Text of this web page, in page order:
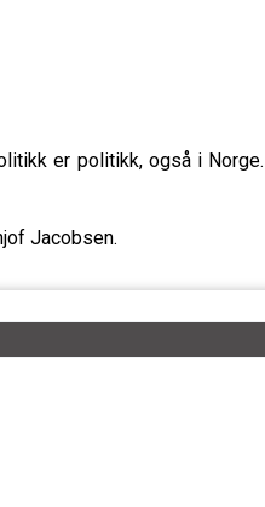
er politikk, også i
Jacobsen.